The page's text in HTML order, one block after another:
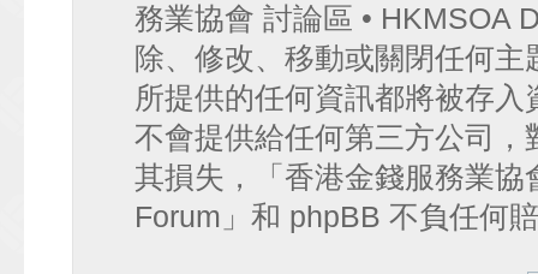
務業協會 討論區 • HKMSOA
除、修改、移動或關閉任何
所提供的任何資訊都將被存
不會提供給任何第三方公司
其損失，「香港金錢服務業
Forum」和 phpBB 不負任何